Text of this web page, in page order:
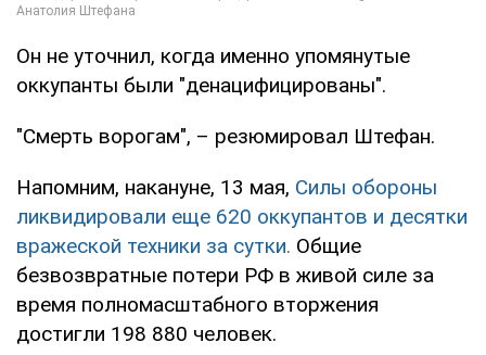
Он не уточнил, когда именно упомянутые
оккупанты были "денацифицированы".
"Смерть ворогам", – резюмировал Штефан.
Напомним, накануне, 13 мая, Силы обороны
ликвидировали еще 620 оккупантов и десятки
вражеской техники за сутки. Общие
безвозвратные потери РФ в живой силе за
время полномасштабного вторжения
достигли 198 880 человек.